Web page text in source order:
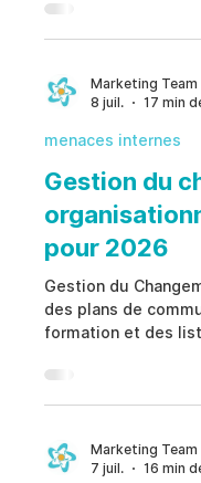
gestion des
aident à identifier
confidentialité des
conformité et à
Marketing Team
8 juil.
17 min
menaces internes
Gestion du
pour 2026
Gestion du
des plans de
formation et des
gèrent
gouvernance, les
processus de
Changement
Marketing Team
7 juil.
16 min